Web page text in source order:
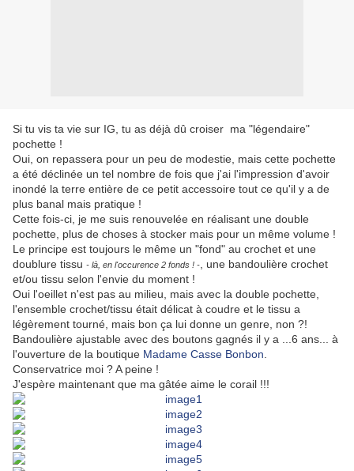
Si tu vis ta vie sur IG, tu as déjà dû croiser ma "légendaire"
pochette !
Oui, on repassera pour un peu de modestie, mais cette pochette
a été déclinée un tel nombre de fois que j'ai l'impression d'avoir
inondé la terre entière de ce petit accessoire tout ce qu'il y a de
plus banal mais pratique !
Cette fois-ci, je me suis renouvelée en réalisant une double
pochette, plus de choses à stocker mais pour un même volume !
Le principe est toujours le même un "fond" au crochet et une
doublure tissu - là, en l'occurence 2 fonds ! -
, une bandoulière crochet
et/ou tissu selon l'envie du moment !
Oui l'oeillet n'est pas au milieu, mais avec la double pochette,
l'ensemble crochet/tissu était délicat à coudre et le tissu a
légèrement tourné, mais bon ça lui donne un genre, non ?!
Bandoulière ajustable avec des boutons gagnés il y a ...6 ans... à
l'ouverture de la boutique Madame Casse Bonbon
Conservatrice moi ? A peine !
J'espère maintenant que ma gâtée aime le corail !!!